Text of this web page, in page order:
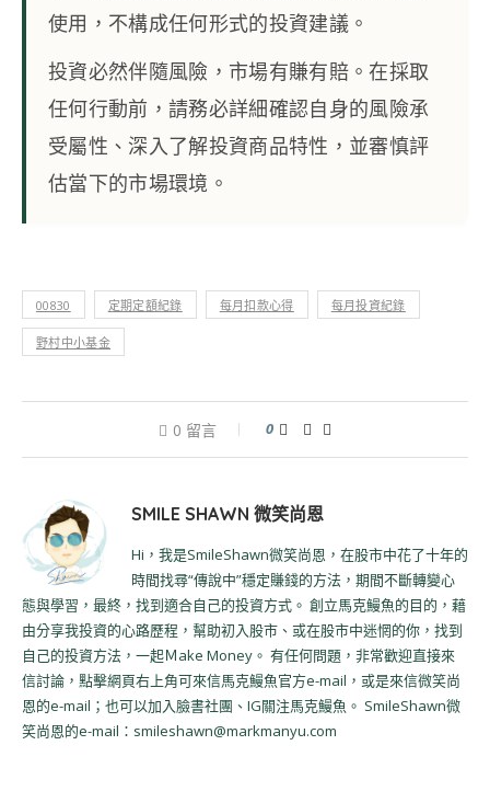
使用，不構成任何形式的投資建議。
投資必然伴隨風險，市場有賺有賠。在採取
任何行動前，請務必詳細確認自身的風險承
受屬性、深入了解投資商品特性，並審慎評
估當下的市場環境。
00830 定期定額紀錄 每月扣款心得 每月投資紀錄
野村中小基金
0 留言 0
SMILE SHAWN 微笑尚恩
Hi，我是SmileShawn微笑尚恩，在股市中花了十年的
時間找尋“傳說中”穩定賺錢的方法，期間不斷轉變心
態與學習，最終，找到適合自己的投資方式。 創立馬克鰻魚的目的，藉
由分享我投資的心路歷程，幫助初入股市、或在股市中迷惘的你，找到
自己的投資方法，一起Ｍake Money。 有任何問題，非常歡迎直接來
信討論，點擊網頁右上角可來信馬克鰻魚官方e-mail，或是來信微笑尚
恩的e-mail；也可以加入臉書社團、IG關注馬克鰻魚。 SmileShawn微
笑尚恩的e-mail：smileshawn@markmanyu.com